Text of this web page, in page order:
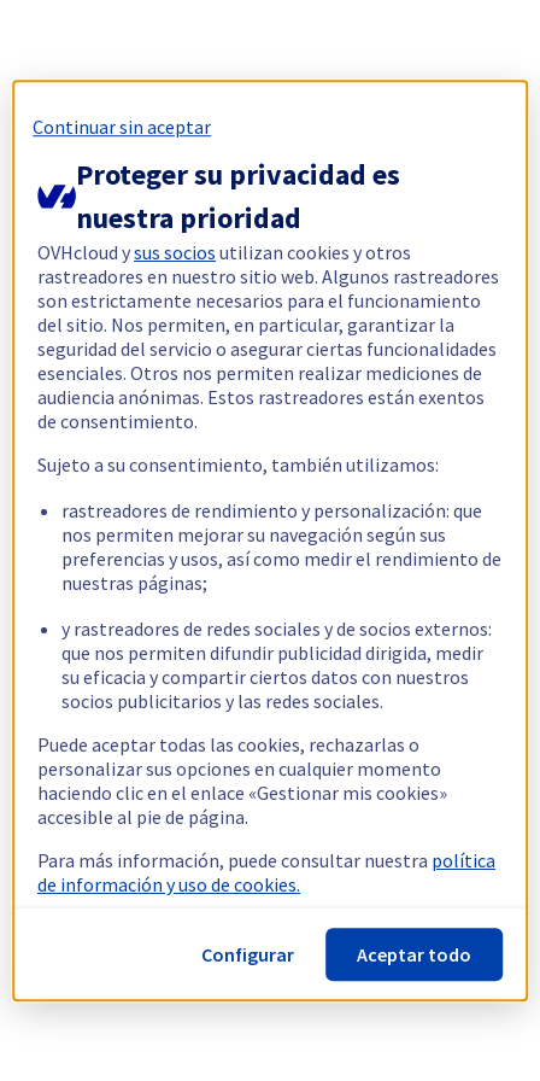
Continuar sin aceptar
Proteger su privacidad es
nuestra prioridad
OVHcloud ysus socios utilizan cookies y otros
rastreadores en nuestro sitio web. Algunos rastreadores
son estrictamente necesarios para el funcionamiento
del sitio. Nos permiten, en particular, garantizar la
seguridad del servicio o asegurar ciertas funcionalidades
esenciales. Otros nos permiten realizar mediciones de
audiencia anónimas. Estos rastreadores están exentos
de consentimiento.
Sujeto a su consentimiento, también utilizamos:
rastreadores de rendimiento y personalización: que
nos permiten mejorar su navegación según sus
preferencias y usos, así como medir el rendimiento de
nuestras páginas;
y rastreadores de redes sociales y de socios externos:
que nos permiten difundir publicidad dirigida, medir
su eficacia y compartir ciertos datos con nuestros
socios publicitarios y las redes sociales.
Puede aceptar todas las cookies, rechazarlas o
personalizar sus opciones en cualquier momento
haciendo clic en el enlace «Gestionar mis cookies»
accesible al pie de página.
Para más información, puede consultar nuestra política
de información y uso de cookies.
Configurar Aceptar todo